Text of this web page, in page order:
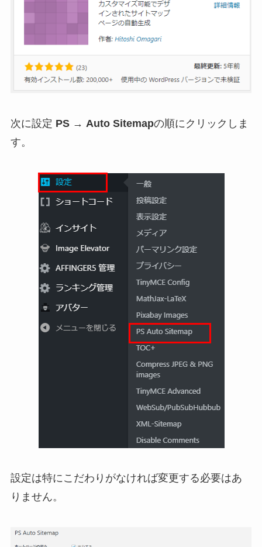
次に設定 PS → Auto Sitemapの順にクリックしま
す。
設定は特にこだわりがなければ変更する必要はあ
りません。